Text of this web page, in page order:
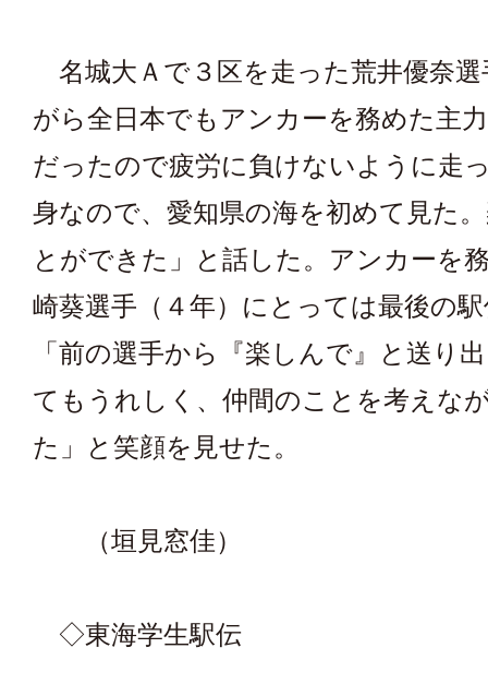
名城大Ａで３区を走った荒井優奈選
がら全日本でもアンカーを務めた主
だったので疲労に負けないように走
身なので、愛知県の海を初めて見た
とができた」と話した。アンカーを
崎葵選手（４年）にとっては最後の
「前の選手から『楽しんで』と送り
てもうれしく、仲間のことを考えな
た」と笑顔を見せた。
（垣見窓佳）
◇東海学生駅伝